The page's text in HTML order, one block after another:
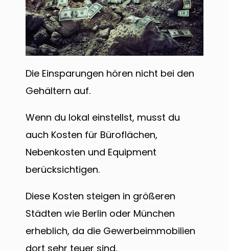
Die Einsparungen hören nicht bei den
Gehältern auf.
Wenn du lokal einstellst, musst du
auch Kosten für Büroflächen,
Nebenkosten und Equipment
berücksichtigen.
Diese Kosten steigen in größeren
Städten wie Berlin oder München
erheblich, da die Gewerbeimmobilien
dort sehr teuer sind.